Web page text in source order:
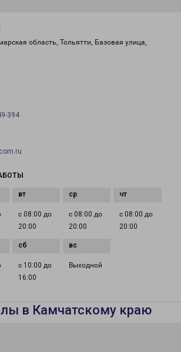
область, Тольятти, Базовая улица,
394
с 08:00 до
20:00
с 08:00 до
20:00
с 08:00 до
20:00
с 10:00 до
16:00
Выходной
в Камчатскому краю